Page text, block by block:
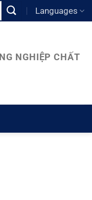
Languages
NGHIỆP CHẤT